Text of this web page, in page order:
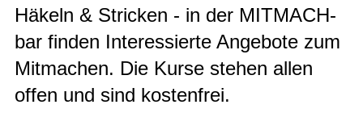
Häkeln & Stricken - in der MITMACH-
bar finden Interessierte Angebote zum
Mitmachen. Die Kurse stehen allen
offen und sind kostenfrei.